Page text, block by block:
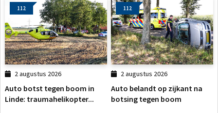
112
2 augustus 2026
Auto botst tegen boom in
Linde: traumahelikopter...
112
2 augustus 2026
Auto belandt op zijkant na
botsing tegen boom